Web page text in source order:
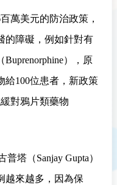
萬美元的防治政策，
的障礙，例如針對有
），原
給100位患者，新政策
對鴉片類藥物
塔（Sanjay Gupta）
越來越多，因為保